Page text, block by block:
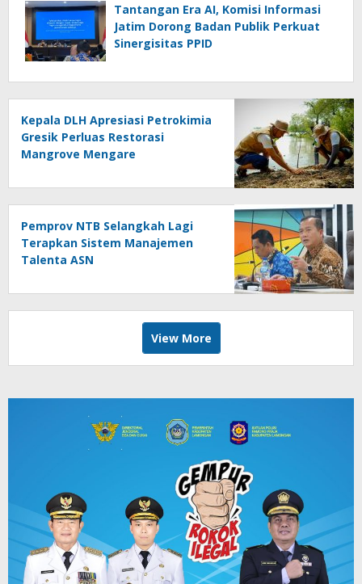
Tantangan Era AI, Komisi Informasi
Jatim Dorong Badan Publik Perkuat
Sinergisitas PPID
Kepala DLH Apresiasi Petrokimia
Gresik Perluas Restorasi
Mangrove Mengare
Pemprov NTB Selangkah Lagi
Terapkan Sistem Manajemen
Talenta ASN
View More